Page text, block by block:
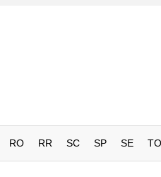
RO RR SC SP SE TO